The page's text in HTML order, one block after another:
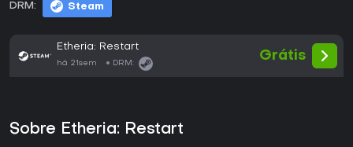
DRM: Steam
Etheria: Restart
há 21sem DRM:
Grátis
Sobre Etheria: Restart